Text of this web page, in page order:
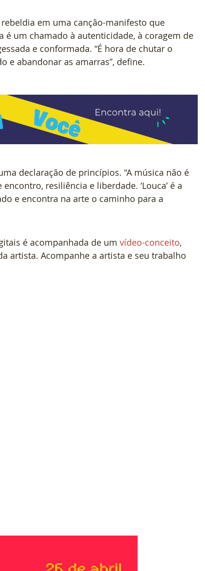
rebeldia em uma canção-manifesto que
é um chamado à autenticidade, à coragem de
e conformada. “É hora de chutar o
e abandonar as amarras”, define.
declaração de princípios. “A música não é
resiliência e liberdade. ‘Louca’ é a
e encontra na arte o caminho para a
é acompanhada de um vídeo-conceito,
artista. Acompanhe a artista e seu trabalho